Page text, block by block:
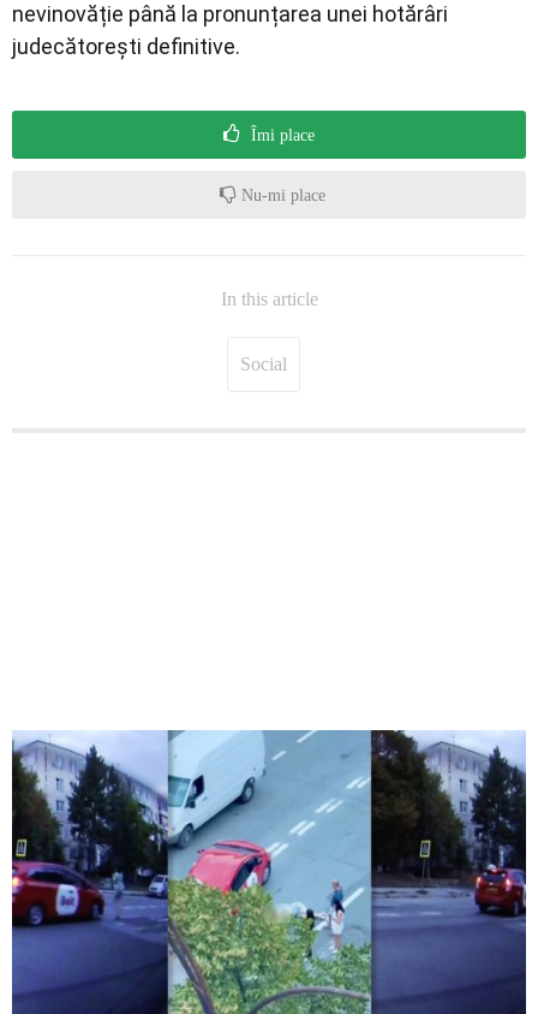
nevinovăție până la pronunțarea unei hotărâri
judecătorești definitive.
Îmi place
Nu-mi place
In this article
Social